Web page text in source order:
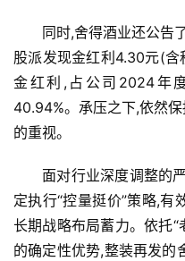
同时,舍得酒业还公告
股派发现金红利4.30元(
金红利,占公司2024年
40.94%。承压之下,依然
的重视。
面对行业深度调整的
定执行“控量挺价”策略,有
长期战略布局蓄力。依托“
的确定性优势,整装再发的